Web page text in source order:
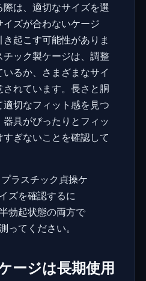
は、適切なサイズを選
ズが合わないケージ
起こす可能性がありま
ック製ケージは、調整
るか、さまざまなサイ
れています。長さと胴
切なフィット感を見つ
具がぴったりとフィッ
すぎないことを確認して
プラスチック貞操ケ
ズを確認するに
勃起状態の両方で
ってください。
ージは長期使用